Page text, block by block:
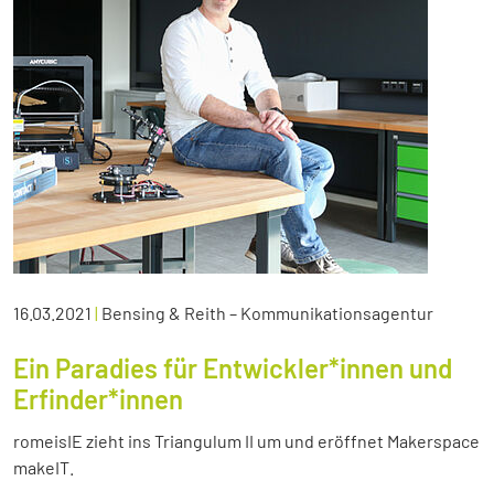
16.03.2021 | Bensing & Reith – Kommunikationsagentur
Ein Paradies für Entwickler*innen und
Erfinder*innen
romeisIE zieht ins Triangulum II um und eröffnet Makerspace
makeIT.